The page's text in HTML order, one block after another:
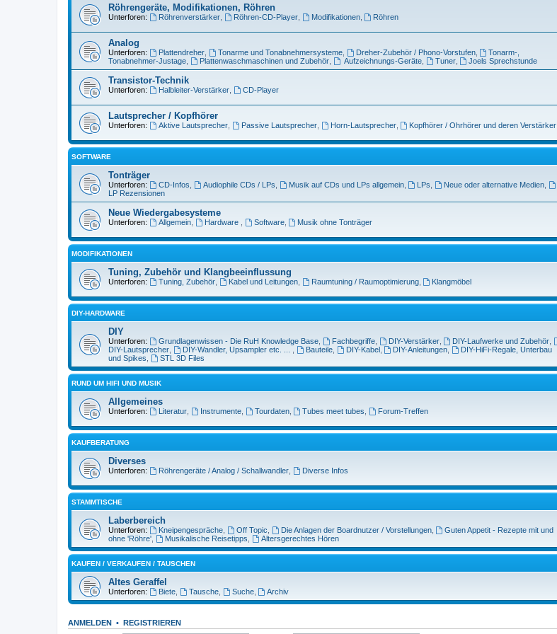
Röhrengeräte, Modifikationen, Röhren
Unterforen: Röhrenverstärker, Röhren-CD-Player, Modifikationen, Röhren
Analog
Unterforen: Plattendreher, Tonarme und Tonabnehmersysteme, Dreher-Zubehör / Phono-Vorstufen,
Tonarm-,
Tonabnehmer-Justage
Plattenwaschmaschinen und Zubehör, Aufzeichnungs-Geräte, Tuner, Joels Sprechstunde
Transistor-Technik
Unterforen: Halbleiter-Verstärker, CD-Player
Lautsprecher / Kopfhörer
Unterforen: Aktive Lautsprecher, Passive Lautsprecher, Horn-Lautsprecher, Kopfhörer / Ohrhörer und deren Verstärker
SOFTWARE
Tonträger
Unterforen: CD-Infos Audiophile CDs / LPs Musik auf CDs und LPs allgemein, LPs Neue oder alternative Medien
LP Rezensionen
Neue Wiedergabesysteme
Unterforen: Allgemein, Hardware Software, Musik ohne Tonträger
MODIFIKATIONEN
Tuning, Zubehör und Klangbeeinflussung
Unterforen: Tuning, Zubehör, Kabel und Leitungen, Raumtuning / Raumoptimierung, Klangmöbel
DIY-HARDWARE
DIY
Unterforen: Grundlagenwissen - Die RuH Knowledge Base, Fachbegriffe, DIY-Verstärker, DIY-Laufwerke und Zubehör
DIY-Lautsprecher
DIY-Wandler, Upsampler etc. ... Bauteile, DIY-Kabel, DIY-Anleitungen
DIY-HiFi-Regale, Unterbau
und Spikes
STL 3D Files
RUND UM HIFI UND MUSIK
Allgemeines
Unterforen: Literatur, Instrumente, Tourdaten, Tubes meet tubes Forum-Treffen
KAUFBERATUNG
Diverses
Unterforen: Röhrengeräte / Analog / Schallwandler, Diverse Infos
STAMMTISCHE
Laberbereich
Unterforen: Kneipengespräche, Off Topic Die Anlagen der Boardnutzer / Vorstellungen,
Guten Appetit - Rezepte mit und
ohne 'Röhre'
Musikalische Reisetipps Altersgerechtes Hören
KAUFEN / VERKAUFEN / TAUSCHEN
Altes Geraffel
Unterforen: Biete, Tausche, Suche, Archiv
ANMELDEN • REGISTRIEREN